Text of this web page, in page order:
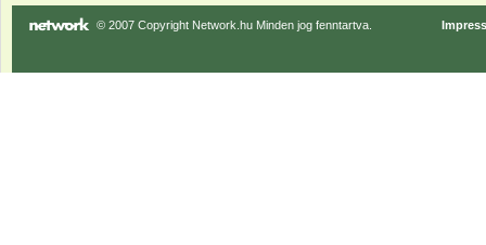
© 2007 Copyright Network.hu Minden jog fenntartva.